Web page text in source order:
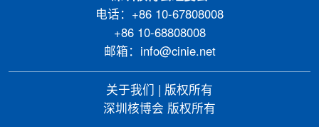
电话：+86 10-67808008
+86 10-68808008
邮箱：info@cinie.net
关于我们
版权所有
深圳核博会 版权所有